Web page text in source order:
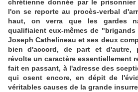
chrétienne donnée par le prisonnier
l'on se reporte au procès-verbal
haut, on verra que les gardes
qualifiaient eux-mêmes de "brigands
Joseph Cathelineau et ses deux
bien d'accord, de part et d'autre,
révolte un caractère essentiellement
fait en passant, à l'adresse des
qui osent encore, en dépit de
véritables causes de la grande